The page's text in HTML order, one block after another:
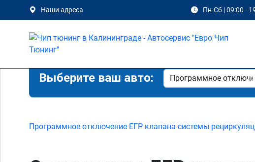
Наши адреса Пн-Сб | 09:00 -
Выберите ваш авто:
Программное отключение ЕГР клапана системы